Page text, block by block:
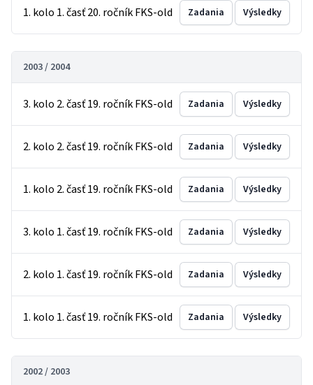
1. kolo 1. časť 20. ročník FKS-old Zadania Výsledky
2003 / 2004
3. kolo 2. časť 19. ročník FKS-old Zadania Výsledky
2. kolo 2. časť 19. ročník FKS-old Zadania Výsledky
1. kolo 2. časť 19. ročník FKS-old Zadania Výsledky
3. kolo 1. časť 19. ročník FKS-old Zadania Výsledky
2. kolo 1. časť 19. ročník FKS-old Zadania Výsledky
1. kolo 1. časť 19. ročník FKS-old Zadania Výsledky
2002 / 2003